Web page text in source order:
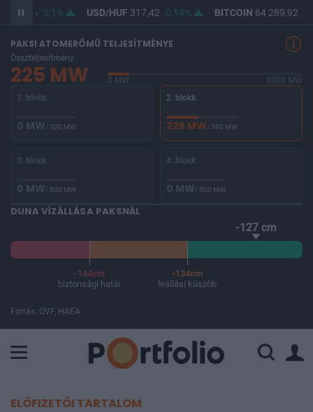
365,76 0,1% USD/HUF317,42 0,14% BITCOIN64 289,92
PAKSI ATOMERŐMŰ TELJESÍTMÉNYE
Összteljesítmény
225 MW 0 MW
2000 MW
1. blokk
0 MW/ 500 MW
2. blokk
225 MW/ 500 MW
3. blokk
0 MW/ 500 MW
4. blokk
0 MW/ 500 MW
DUNA VÍZÁLLÁSA PAKSNÁL
-127 cm
-144cm
biztonsági határ
-134cm
leállási küszöb
Forrás: OVF, HAEA
ELŐFIZETŐI TARTALOM